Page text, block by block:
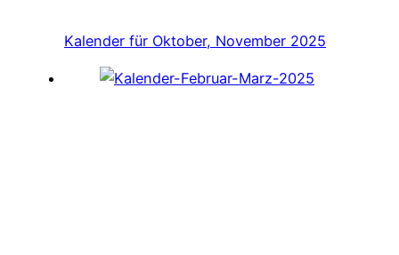
Kalender für Oktober, November 2025